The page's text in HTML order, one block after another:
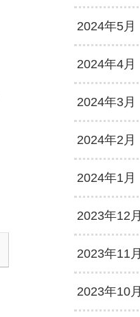
2024年5月
2024年4月
2024年3月
2024年2月
2024年1月
2023年12月
2023年11月
2023年10月